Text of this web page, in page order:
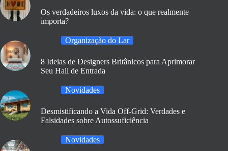
Os verdadeiros luxos da vida: o que realmente
importa?
Organização do Lar
8 Ideias de Designers Britânicos para Aprimorar
Seu Hall de Entrada
Novidades
Desmistificando a Vida Off-Grid: Verdades e
Falsidades sobre Autossuficiência
Novidades